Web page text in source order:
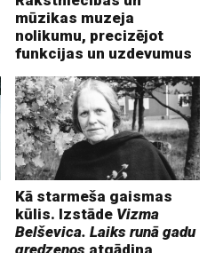
mūzikas muzeja
nolikumu, precizējot
funkcijas un uzdevumus
Kā starmeša gaismas
kūlis. Izstāde Vizma
Belševica. Laiks runā gadu
gredzenos atgādina